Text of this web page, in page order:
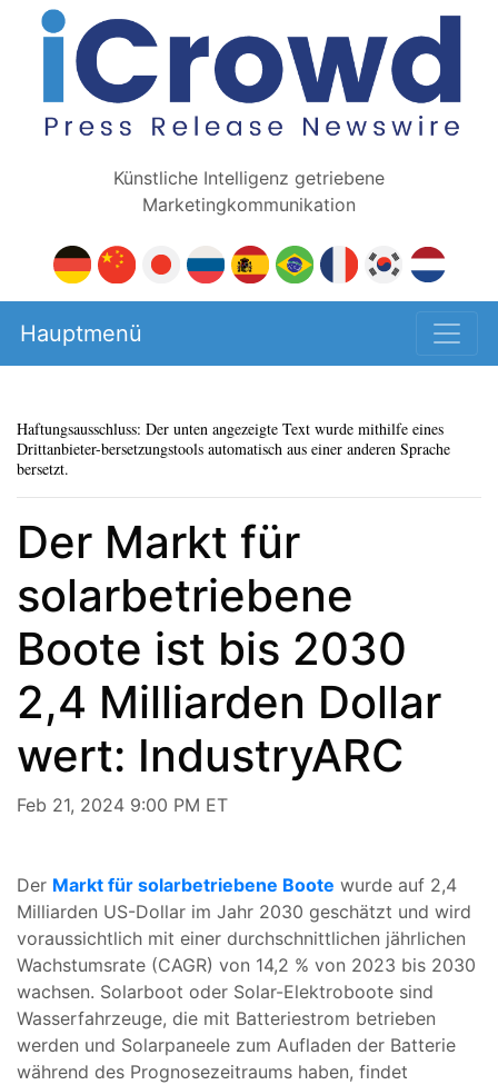
Künstliche Intelligenz getriebene
Marketingkommunikation
Hauptmenü
Haftungsausschluss: Der unten angezeigte Text wurde mithilfe eines
Drittanbieter-bersetzungstools automatisch aus einer anderen Sprache
bersetzt.
Der Markt für
solarbetriebene
Boote ist bis 2030
2,4 Milliarden Dollar
wert: IndustryARC
Feb 21, 2024 9:00 PM ET
Der Markt für solarbetriebene Boote wurde auf 2,4
Milliarden US-Dollar im Jahr 2030 geschätzt und wird
voraussichtlich mit einer durchschnittlichen jährlichen
Wachstumsrate (CAGR) von 14,2 % von 2023 bis 2030
wachsen. Solarboot oder Solar-Elektroboote sind
Wasserfahrzeuge, die mit Batteriestrom betrieben
werden und Solarpaneele zum Aufladen der Batterie
während des Prognosezeitraums haben, findet